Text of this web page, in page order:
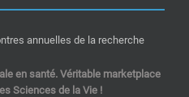
en santé. Véritable marketplace
Sciences de la Vie !